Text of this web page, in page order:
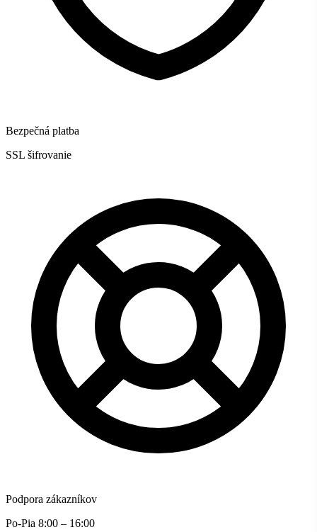
Bezpečná platba
SSL šifrovanie
Podpora zákazníkov
Po-Pia 8:00 – 16:00